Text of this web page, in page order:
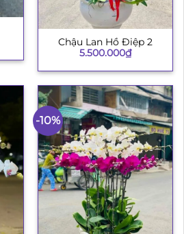
Chậu Lan Hồ Điệp 2
5.500.000₫
-10%